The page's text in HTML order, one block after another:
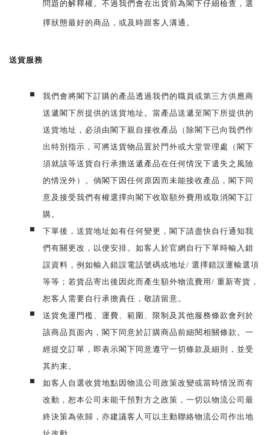
問題的解釋權。不過我們會在出貨前為閣下仔細檢查，選
擇狀態最好的商品，或及時跟客人溝通。
送貨服務
我們會將閣下訂購的產品透過我們的職員或第三方供應商
送遞閣下所提供的送貨地址。當產品送遞至閣下所提供的
送貨地址，必須由閣下親自接收產品（除閣下已向我們作
出特別指示，可將送貨物品置於門外或大堂管理處（閣下
須就該等送貨自行承擔送遞產品在任何情況下遺失之風險
的情況外）。倘閣下因任何原因而未能接收產品，閣下同
意及接受我們有權選擇向閣下收取額外費用或取消閣下訂
購。
下單後，送貨地址如有任何變更，閣下請盡快自行通知我
們有關更改，以便安排。如客人於官網自行下單時輸入錯
誤資料，例如輸入錯誤電話號碼或地址/ 選擇錯誤運輸選項
等等；若貨品寄出後因此而產生額外物流費用/ 重新寄貨，
恕客人需要自行承擔責任，敬請留意。
送貨免運門檻、運費、範圍、限制及其他服務條款會列於
該商品頁面內，閣下同意於訂購商品前細閱相關條款。一
經提交訂單，即表示閣下同意遵守一切條款及細則，並受
其約束。
如客人自選收貨地點因物流公司政策改變或當時情況而有
改動，恕本公司未能干預對方之政策，一切以物流公司最
終決策為依歸，亦建議客人可以主動聯絡物流公司作出地